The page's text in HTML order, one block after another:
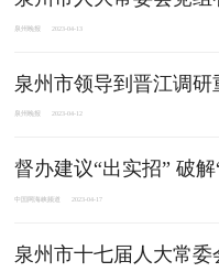
泉州晚报 2023-04-13
泉州市领导到晋江调
泉州晚报 2023-04-12
督办建议“出实招” 破
中国网海峡频道 2023-04-17
泉州市十七届人大常